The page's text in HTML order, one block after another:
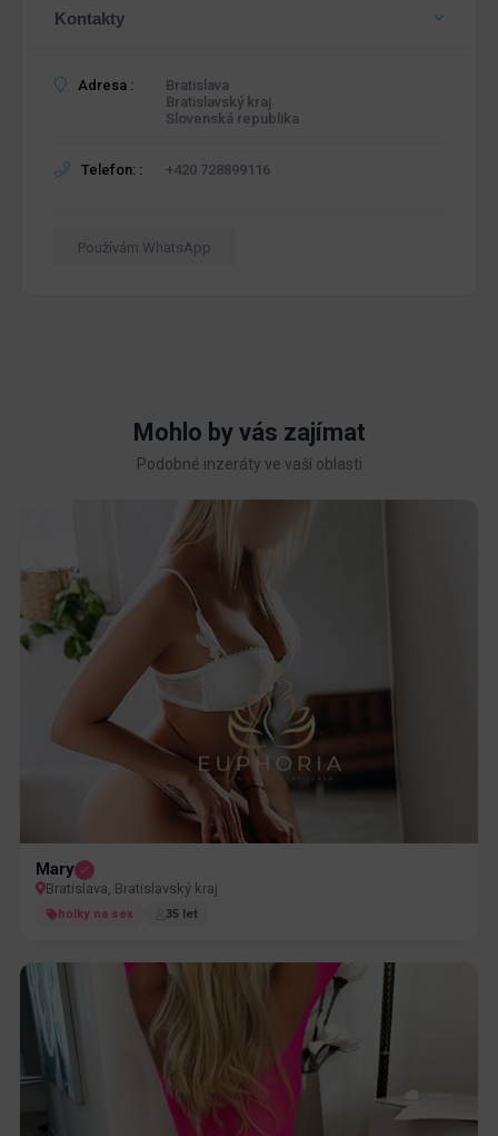
Kontakty
Adresa :
Bratislava
Bratislavský kraj
Slovenská republika
Telefon: : +420 728899116
Používám WhatsApp
Mohlo by vás zajímat
Podobné inzeráty ve vaší oblasti
Mary
Bratislava, Bratislavský kraj
holky na sex 35 let